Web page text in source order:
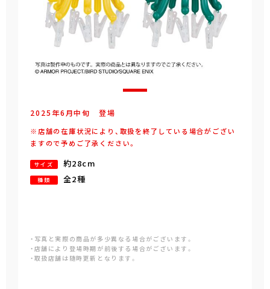
2025年6 月中旬 登場
※店舗の在庫状況により、取扱を終了している場合がござい
ますので予めご了承ください。
サイズ 約28cm
種類 全2種
・写真と実際の商品が多少異なる場合がございます。
・店舗により登場時期が前後する場合がございます。
・取扱店舗は随時更新となります。